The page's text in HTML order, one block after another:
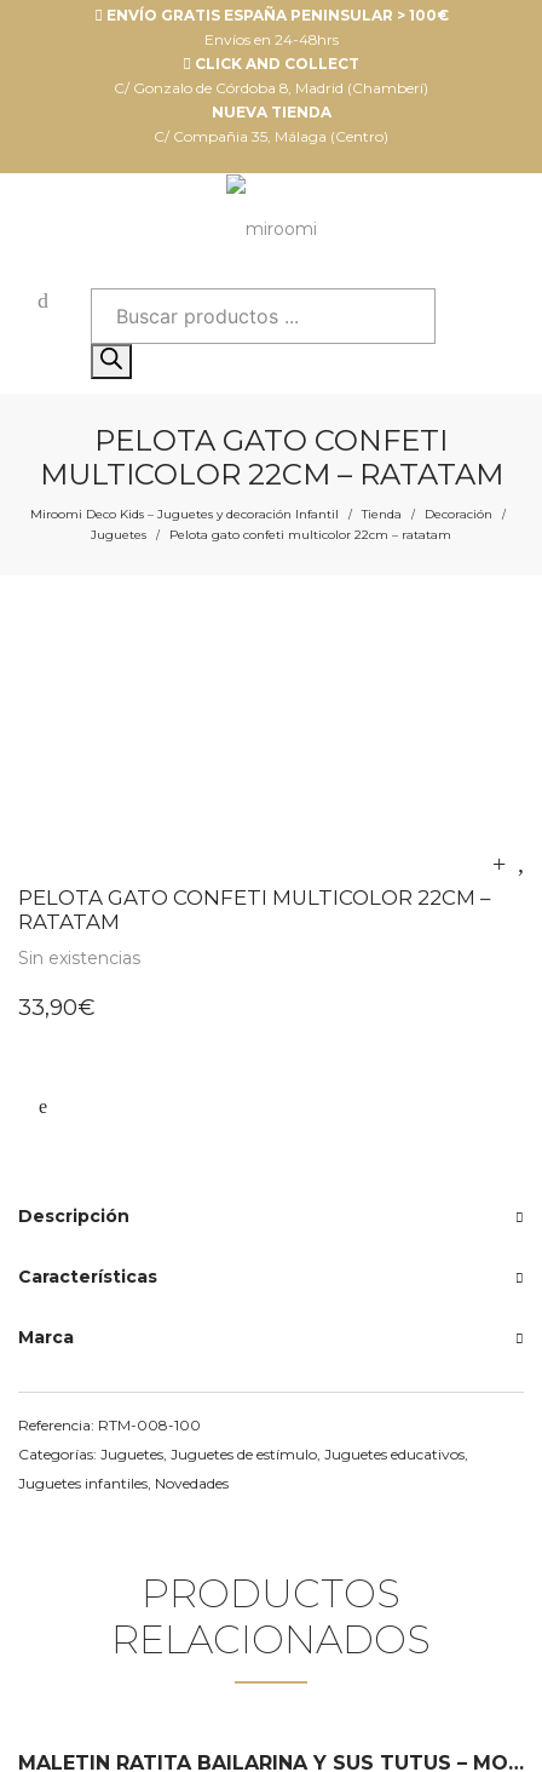
ENVÍO GRATIS ESPAÑA PENINSULAR > 100€
Envíos en 24-48hrs
CLICK AND COLLECT
C/ Gonzalo de Córdoba 8, Madrid (Chamberí)
NUEVA TIENDA
C/ Compañia 35, Málaga (Centro)
productos
PELOTA GATO CONFETI
MULTICOLOR 22CM – RATATAM
Miroomi Deco Kids – Juguetes y decoración Infantil / Tienda / Decoración /
Juguetes / Pelota gato confeti multicolor 22cm – ratatam
PELOTA GATO CONFETI MULTICOLOR 22CM –
RATATAM
Sin existencias
33,90€
Descripción
Características
Marca
Referencia: RTM-008-100
Categorías: Juguetes Juguetes de estímulo Juguetes educativos
Juguetes infantiles Novedades
PRODUCTOS
RELACIONADOS
MALETIN RATITA BAILARINA Y SUS TUTUS – MOULIN ROTY